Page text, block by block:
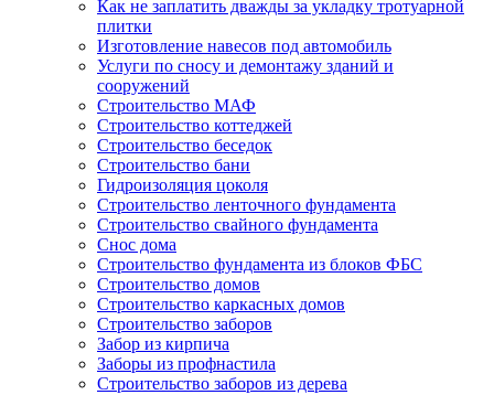
Как не заплатить дважды за укладку тротуарной
плитки
Изготовление навесов под автомобиль
Услуги по сносу и демонтажу зданий и
сооружений
Строительство МАФ
Строительство коттеджей
Строительство беседок
Строительство бани
Гидроизоляция цоколя
Строительство ленточного фундамента
Строительство свайного фундамента
Снос дома
Строительство фундамента из блоков ФБС
Строительство домов
Строительство каркасных домов
Строительство заборов
Забор из кирпича
Заборы из профнастила
Строительство заборов из дерева